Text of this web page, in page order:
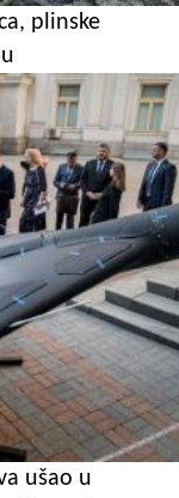
plinske
ušao u